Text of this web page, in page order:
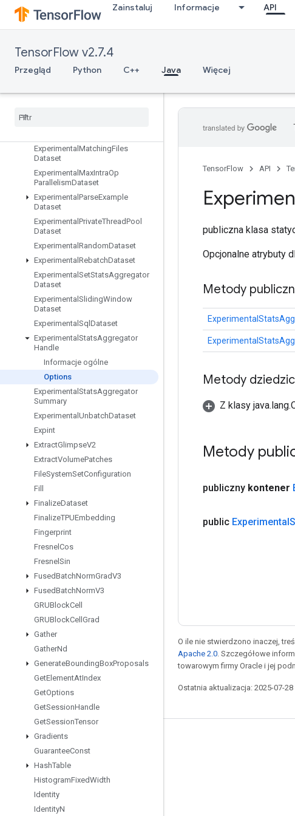
Zainstaluj Informacje API
TensorFlow v2.7.4
Przegląd Python C++ Java Więcej
ExperimentalAutoShardDataset
ExperimentalBytesProducedStats
ExperimentalChooseFastestDatas
et
ExperimentalDatasetToTFRecord
Experimental MatchingFiles
Dataset
Experimental MaxIntraOp
ParallelismDataset
Experimental ParseExample
Dataset
Experimental PrivateThreadPool
Dataset
Experimental RandomDataset
Experimental RebatchDataset
Experimental SetStatsAggregator
Dataset
Experimental SlidingWindow
Dataset
Experimental Sql Dataset
Experimental StatsAggregator
Handle
Informacje ogólne
Options
Experimental StatsAggregator
Summary
Experimental UnbatchDataset
Expint
ExtractGlimpseV2
ExtractVolumePatches
FileSystemSetConfiguration
Fill
FinalizeDataset
FinalizeTPUEmbedding
Fingerprint
Fresnel Cos
Fresnel Sin
FusedBatchNormGradV3
FusedBatchNormV3
GRUBlockCell
GRUBlockCell Grad
Gather
GatherNd
GenerateBoundingBoxProposals
GetElementAtIndex
GetOptions
GetSessionHandle
GetSessionTensor
Gradients
GuaranteeConst
HashTable
HistogramFixedWidth
Identity
IdentityN
TensorFlow API
publiczna klasa
Opcjonalne atrybuty
Metody
Metody
Z klasy
Metody
publiczny kontener
public Experimental
O ile nie stwierdzono inaczej,
Apache 2.0 . Szczegółowe
towarowym firmy Oracle i jej
Ostatnia aktualizacja: 2025-07-28
Pozostawaj w kontakcie
Blog
Forum